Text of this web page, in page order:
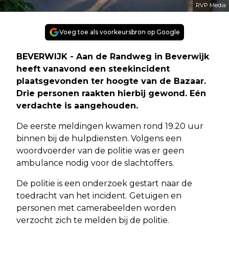
RVP Media
Voeg toe als voorkeursbron op Google
BEVERWIJK - Aan de Randweg in Beverwijk
heeft vanavond een steekincident
plaatsgevonden ter hoogte van de Bazaar.
Drie personen raakten hierbij gewond. Eén
verdachte is aangehouden.
De eerste meldingen kwamen rond 19.20 uur
binnen bij de hulpdiensten. Volgens een
woordvoerder van de politie was er geen
ambulance nodig voor de slachtoffers.
De politie is een onderzoek gestart naar de
toedracht van het incident. Getuigen en
personen met camerabeelden worden
verzocht zich te melden bij de politie.